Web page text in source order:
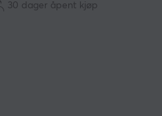
30 dager åpent kjøp